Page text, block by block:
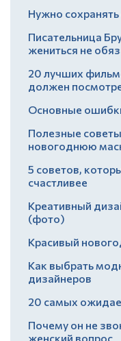
Нужно
Писательница
жениться не
20 лучших
должен
Основные
Полезные
новогоднюю
5 советов,
счастливее
Креативный
(фото)
Красивый
Как выбрать
дизайнеров
20 самых
Почему он не
женский вопрос